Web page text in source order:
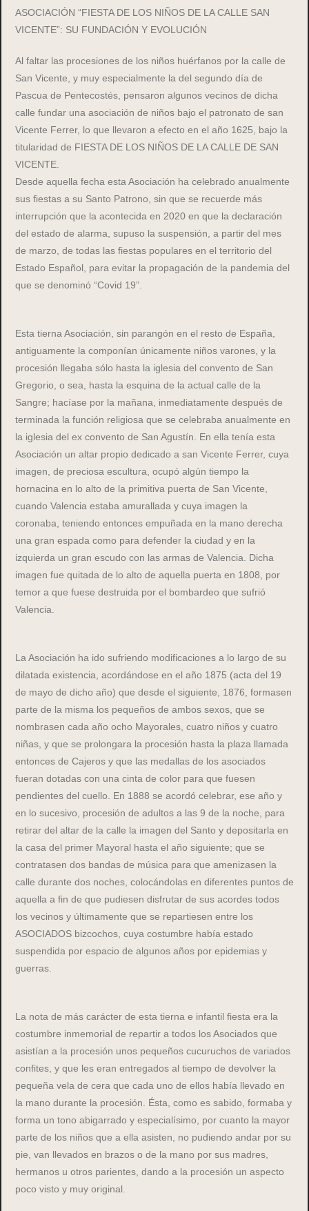
ASOCIACIÓN “FIESTA DE LOS NIÑOS DE LA CALLE SAN
VICENTE”: SU FUNDACIÓN Y EVOLUCIÓN
Al faltar las procesiones de los niños huérfanos por la calle de
San Vicente, y muy especialmente la del segundo día de
Pascua de Pentecostés, pensaron algunos vecinos de dicha
calle fundar una asociación de niños bajo el patronato de san
Vicente Ferrer, lo que llevaron a efecto en el año 1625, bajo la
titularidad de FIESTA DE LOS NIÑOS DE LA CALLE DE SAN
VICENTE.
Desde aquella fecha esta Asociación ha celebrado anualmente
sus fiestas a su Santo Patrono, sin que se recuerde más
interrupción que la acontecida en 2020 en que la declaración
del estado de alarma, supuso la suspensión, a partir del mes
de marzo, de todas las fiestas populares en el territorio del
Estado Español, para evitar la propagación de la pandemia del
que se denominó “Covid 19”.
Esta tierna Asociación, sin parangón en el resto de España,
antiguamente la componían únicamente niños varones, y la
procesión llegaba sólo hasta la iglesia del convento de San
Gregorio, o sea, hasta la esquina de la actual calle de la
Sangre; hacíase por la mañana, inmediatamente después de
terminada la función religiosa que se celebraba anualmente en
la iglesia del ex convento de San Agustín. En ella tenía esta
Asociación un altar propio dedicado a san Vicente Ferrer, cuya
imagen, de preciosa escultura, ocupó algún tiempo la
hornacina en lo alto de la primitiva puerta de San Vicente,
cuando Valencia estaba amurallada y cuya imagen la
coronaba, teniendo entonces empuñada en la mano derecha
una gran espada como para defender la ciudad y en la
izquierda un gran escudo con las armas de Valencia. Dicha
imagen fue quitada de lo alto de aquella puerta en 1808, por
temor a que fuese destruida por el bombardeo que sufrió
Valencia.
La Asociación ha ido sufriendo modificaciones a lo largo de su
dilatada existencia, acordándose en el año 1875 (acta del 19
de mayo de dicho año) que desde el siguiente, 1876, formasen
parte de la misma los pequeños de ambos sexos, que se
nombrasen cada año ocho Mayorales, cuatro niños y cuatro
niñas, y que se prolongara la procesión hasta la plaza llamada
entonces de Cajeros y que las medallas de los asociados
fueran dotadas con una cinta de color para que fuesen
pendientes del cuello. En 1888 se acordó celebrar, ese año y
en lo sucesivo, procesión de adultos a las 9 de la noche, para
retirar del altar de la calle la imagen del Santo y depositarla en
la casa del primer Mayoral hasta el año siguiente; que se
contratasen dos bandas de música para que amenizasen la
calle durante dos noches, colocándolas en diferentes puntos de
aquella a fin de que pudiesen disfrutar de sus acordes todos
los vecinos y últimamente que se repartiesen entre los
ASOCIADOS bizcochos, cuya costumbre había estado
suspendida por espacio de algunos años por epidemias y
guerras.
La nota de más carácter de esta tierna e infantil fiesta era la
costumbre inmemorial de repartir a todos los Asociados que
asistían a la procesión unos pequeños cucuruchos de variados
confites, y que les eran entregados al tiempo de devolver la
pequeña vela de cera que cada uno de ellos había llevado en
la mano durante la procesión. Ésta, como es sabido, formaba y
forma un tono abigarrado y especialísimo, por cuanto la mayor
parte de los niños que a ella asisten, no pudiendo andar por su
pie, van llevados en brazos o de la mano por sus madres,
hermanos u otros parientes, dando a la procesión un aspecto
poco visto y muy original.